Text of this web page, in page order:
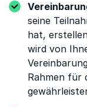
seine
hat,
wird von
Rahmen für